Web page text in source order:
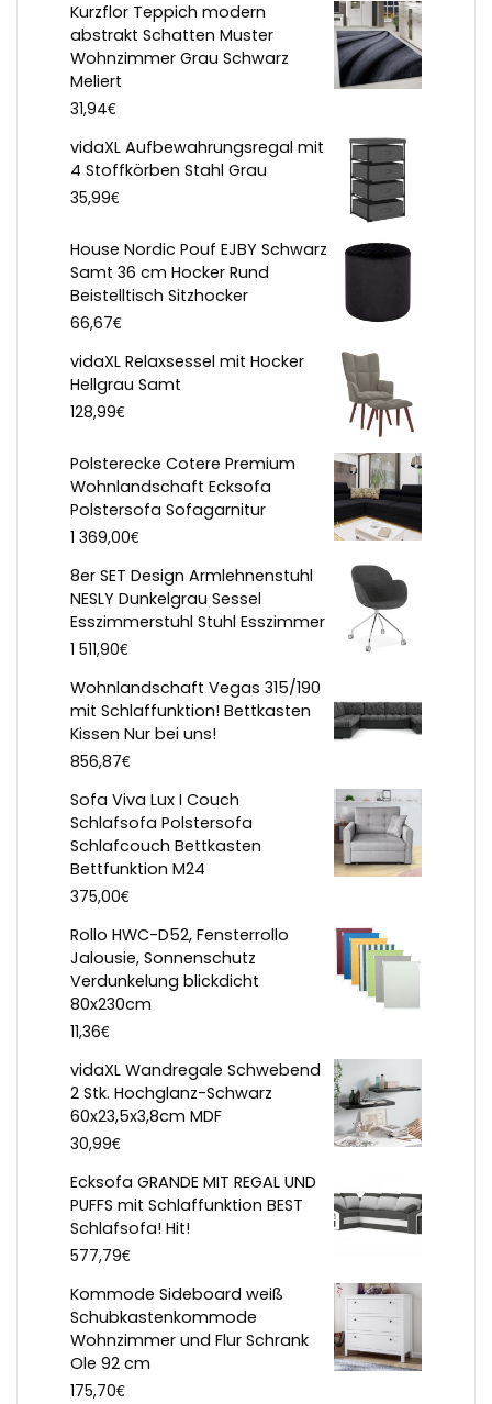
Kurzflor Teppich modern
abstrakt Schatten Muster
Wohnzimmer Grau Schwarz
Meliert
31,94€
vidaXL Aufbewahrungsregal mit
4 Stoffkörben Stahl Grau
35,99€
House Nordic Pouf EJBY Schwarz
Samt 36 cm Hocker Rund
Beistelltisch Sitzhocker
66,67€
vidaXL Relaxsessel mit Hocker
Hellgrau Samt
128,99€
Polsterecke Cotere Premium
Wohnlandschaft Ecksofa
Polstersofa Sofagarnitur
1 369,00€
8er SET Design Armlehnenstuhl
NESLY Dunkelgrau Sessel
Esszimmerstuhl Stuhl Esszimmer
1 511,90€
Wohnlandschaft Vegas 315/190
mit Schlaffunktion! Bettkasten
Kissen Nur bei uns!
856,87€
Sofa Viva Lux I Couch
Schlafsofa Polstersofa
Schlafcouch Bettkasten
Bettfunktion M24
375,00€
Rollo HWC-D52, Fensterrollo
Jalousie, Sonnenschutz
Verdunkelung blickdicht
80x230cm
11,36€
vidaXL Wandregale Schwebend
2 Stk. Hochglanz-Schwarz
60x23,5x3,8cm MDF
30,99€
Ecksofa GRANDE MIT REGAL UND
PUFFS mit Schlaffunktion BEST
Schlafsofa! Hit!
577,79€
Kommode Sideboard weiß
Schubkastenkommode
Wohnzimmer und Flur Schrank
Ole 92 cm
175,70€